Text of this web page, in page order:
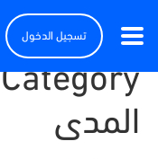
تسجيل الدخول
Category:
المدى